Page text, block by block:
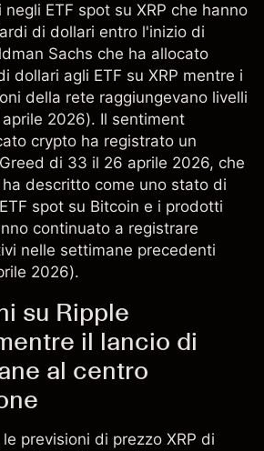
ETF spot su XRP che hanno
di dollari entro l'inizio di
Sachs che ha allocato
dollari agli ETF su XRP mentre i
della rete raggiungevano livelli
aprile 2026). Il sentiment
crypto ha registrato un
di 33 il 26 aprile 2026, che
descritto come uno stato di
spot su Bitcoin e i prodotti
continuato a registrare
nelle settimane precedenti
2026).
su Ripple
il lancio di
al centro
previsioni di prezzo XRP di